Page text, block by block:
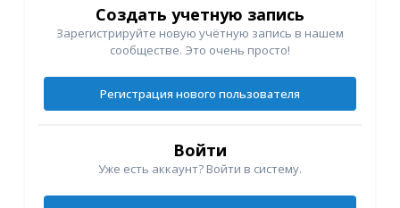
Создать учетную запись
Зарегистрируйте новую учётную запись в нашем
сообществе. Это очень просто!
Регистрация нового пользователя
Войти
Уже есть аккаунт? Войти в систему.